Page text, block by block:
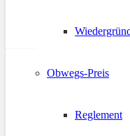
Obwegs-Preis
Reglement